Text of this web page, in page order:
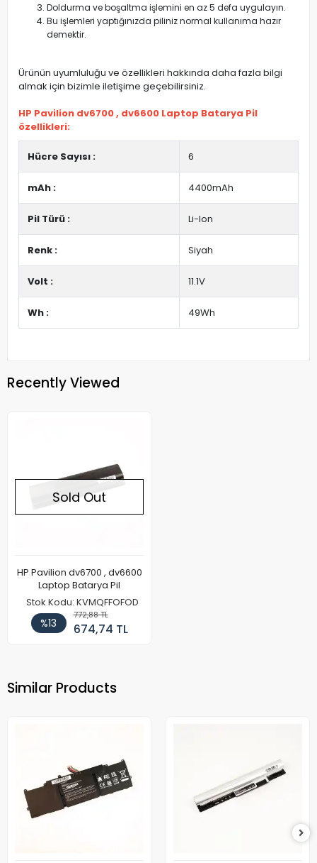
Doldurma ve boşaltma işlemini en az 5 defa uygulayın.
Bu işlemleri yaptığınızda piliniz normal kullanıma hazır
demektir.
Ürünün uyumluluğu ve özellikleri hakkında daha fazla bilgi
almak için bizimle iletişime geçebilirsiniz.
HP Pavilion dv6700 , dv6600 Laptop Batarya Pil
özellikleri:
Hücre Sayısı : 6
mAh : 4400mAh
Pil Türü : Li-Ion
Renk : Siyah
Volt : 11.1V
Wh : 49Wh
Recently Viewed
Sold Out
HP Pavilion dv6700 , dv6600
Laptop Batarya Pil
Stok Kodu: KVMQFFOFOD
%13
772,88 TL
674,74 TL
Similar Products